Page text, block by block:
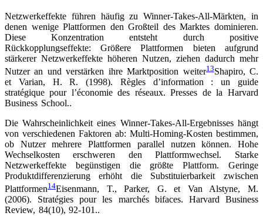
Netzwerkeffekte führen häufig zu Winner-Takes-All-Märkten, in
denen wenige Plattformen den Großteil des Marktes dominieren.
Diese Konzentration entsteht durch positive
Rückkopplungseffekte: Größere Plattformen bieten aufgrund
stärkerer Netzwerkeffekte höheren Nutzen, ziehen dadurch mehr
Nutzer an und verstärken ihre Marktposition weiter13Shapiro, C.
et Varian, H. R. (1998). Règles d’information : un guide
stratégique pour l’économie des réseaux. Presses de la Harvard
Business School..
Die Wahrscheinlichkeit eines Winner-Takes-All-Ergebnisses hängt
von verschiedenen Faktoren ab: Multi-Homing-Kosten bestimmen,
ob Nutzer mehrere Plattformen parallel nutzen können. Hohe
Wechselkosten erschweren den Plattformwechsel. Starke
Netzwerkeffekte begünstigen die größte Plattform. Geringe
Produktdifferenzierung erhöht die Substituierbarkeit zwischen
Plattformen14Eisenmann, T., Parker, G. et Van Alstyne, M.
(2006). Stratégies pour les marchés bifaces. Harvard Business
Review, 84(10), 92-101..